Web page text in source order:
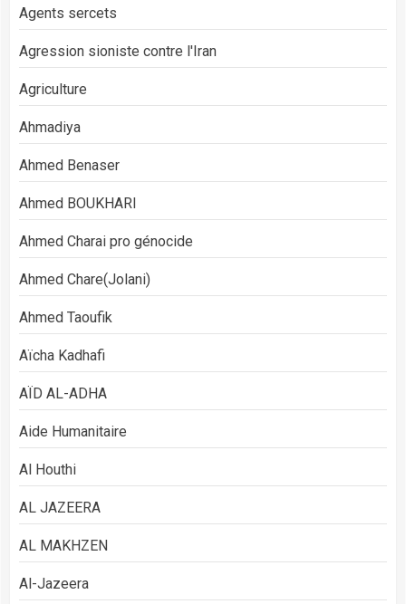
Agents sercets
Agression sioniste contre l'Iran
Agriculture
Ahmadiya
Ahmed Benaser
Ahmed BOUKHARI
Ahmed Charai pro génocide
Ahmed Chare(Jolani)
Ahmed Taoufik
Aïcha Kadhafi
AÏD AL-ADHA
Aide Humanitaire
Al Houthi
AL JAZEERA
AL MAKHZEN
Al-Jazeera